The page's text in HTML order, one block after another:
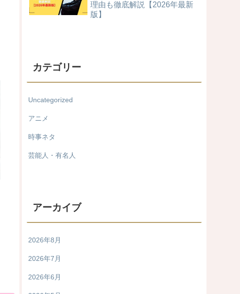
理由も徹底解説【2026年最新
版】
カテゴリー
Uncategorized
アニメ
時事ネタ
芸能人・有名人
アーカイブ
2026年8月
2026年7月
2026年6月